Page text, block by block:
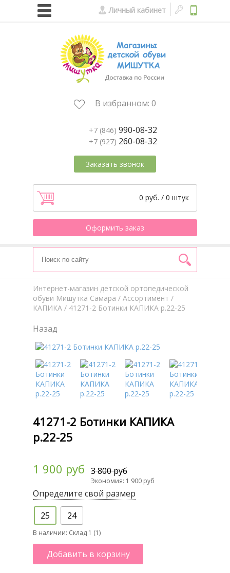
Личный кабинет
В избранном: 0
+7 (846) 990-08-32
+7 (927) 260-08-32
Заказать звонок
0 руб. / 0 штук
Оформить заказ
Интернет-магазин детской ортопедической
обуви Мишутка Самара / Aссортимент /
КАПИКА / 41271-2 Ботинки КАПИКА р.22-25
Назад
41271-2 Ботинки КАПИКА
р.22-25
1 900 руб 3 800 руб
Экономия: 1 900 руб
Определите свой размер
25
24
В наличии: Склад 1 (1)
Добавить в корзину